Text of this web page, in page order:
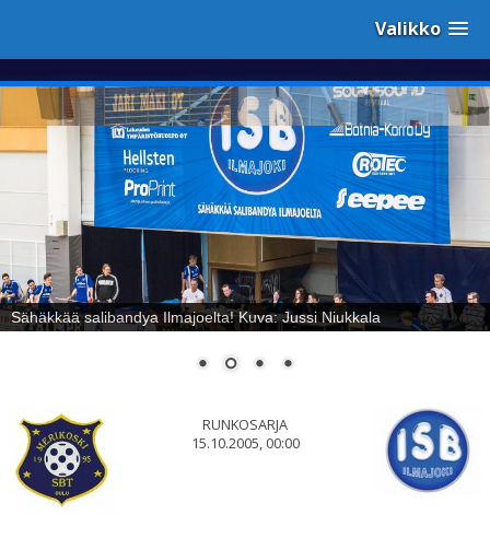
Valikko
Sähäkkää salibandya Ilmajoelta! Kuva: Jussi Niukkala
RUNKOSARJA
15.10.2005, 00:00